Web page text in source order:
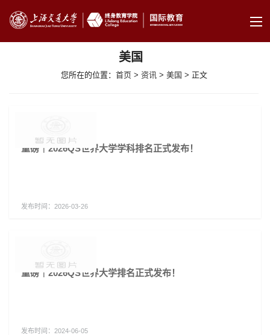
美国
您所在的位置：首页 >资讯 >美国 > 正文
重磅｜2026QS世界大学学科排名正式发布！
发布时间： 2026-03-26
重磅｜2026QS世界大学排名正式发布！
发布时间： 2024-06-05